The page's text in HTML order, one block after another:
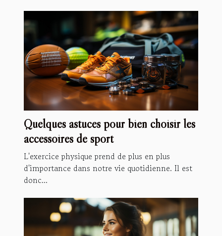
Quelques astuces pour bien choisir les
accessoires de sport
L'exercice physique prend de plus en plus
d'importance dans notre vie quotidienne. Il est
donc...